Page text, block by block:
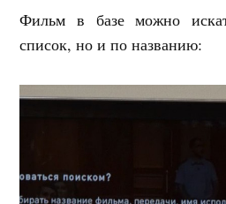
Фильм в базе можно
список, но и по названию: